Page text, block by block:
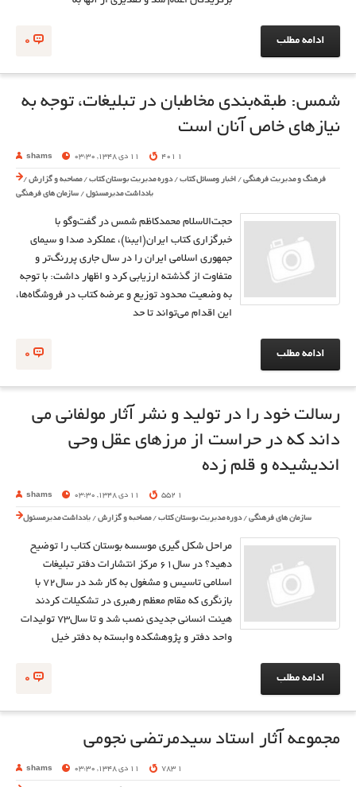
0 ادامه مطلب
شمس: طبقه‌بندی مخاطبان در تبليغات، توجه به
نيازهای خاص آنان است
shams 11 دی 1348, 03:30 1 401
فرهنگ و مدیریت فرهنگی / اخبار ومسائل کتاب /دوره مدیریت بوستان کتاب /مصاحبه و گزارش /
یادداشت مدیرمسئول / سازمان های فرهنگی
حجت‌الاسلام محمدكاظم شمس در گفت‌وگو با
خبرگزاري كتاب ايران(ايبنا)، عملكرد صدا و سيماي
جمهوري اسلامي ايران را در سال جاري پررنگ‌تر و
متفاوت از گذشته ارزيابي كرد و اظهار داشت: با توجه
به وضعيت محدود توزيع و عرضه كتاب در فروشگاه‌ها،
اين اقدام مي‌تواند تا حد
0 ادامه مطلب
رسالت خود را در توليد و نشر آثار مولفانی می
داند كه در حراست از مرزهای عقل وحی
انديشيده و قلم زده
shams 11 دی 1348, 03:30 1 552
سازمان های فرهنگی /دوره مدیریت بوستان کتاب /مصاحبه و گزارش / یادداشت مدیرمسئول
مراحل شكل گيري موسسه بوستان كتاب را توضيح
دهيد؟ در سال61 مركز انتشارات دفتر تبليغات
اسلامي تاسيس و مشغول به كار شد در سال72 با
بازنگري كه مقام معظم رهبري در تشكيلات كردند
هيئت انساني جديدي نصب شد و تا سال73 توليدات
واحد دفتر و پژوهشكده وابسته به دفتر خيل
0 ادامه مطلب
مجموعه آثار استاد سيدمرتضى نجومى
shams 11 دی 1348, 03:30 1 783